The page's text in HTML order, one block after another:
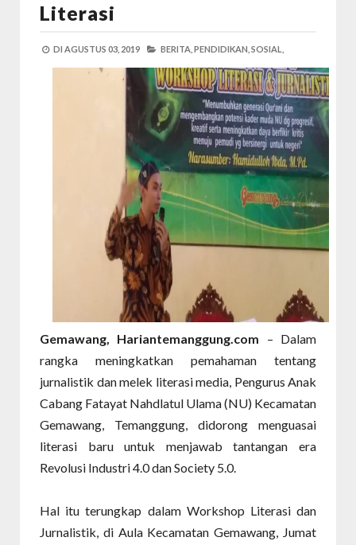
Literasi
DI AGUSTUS 03, 2019 BERITA, PENDIDIKAN, SOSIAL,
Gemawang, Hariantemanggung.com – Dalam
rangka meningkatkan pemahaman tentang
jurnalistik dan melek literasi media, Pengurus Anak
Cabang Fatayat Nahdlatul Ulama (NU) Kecamatan
Gemawang, Temanggung, didorong menguasai
literasi baru untuk menjawab tantangan era
Revolusi Industri 4.0 dan Society 5.0.
Hal itu terungkap dalam Workshop Literasi dan
Jurnalistik, di Aula Kecamatan Gemawang, Jumat